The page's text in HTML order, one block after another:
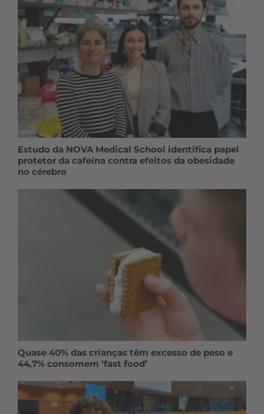
Estudo da NOVA Medical School identifica papel
protetor da cafeína contra efeitos da obesidade
no cérebro
Quase 40% das crianças têm excesso de peso e
44,7% consomem ‘fast food’